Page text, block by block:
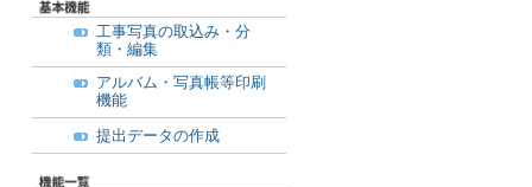
工事写真の取込み・分
類・編集
アルバム・写真帳等印刷
機能
提出データの作成